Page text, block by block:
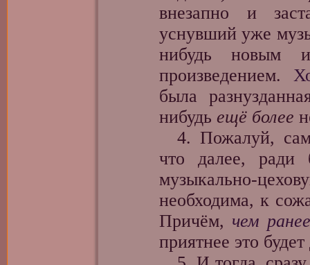
внезапно и
уснувший уже
нибудь
произведением.
была
нибудь ещё более
4. Пожалуй,
что далее, ради
музыкально-
необходима, к
Причём, чем
приятнее это